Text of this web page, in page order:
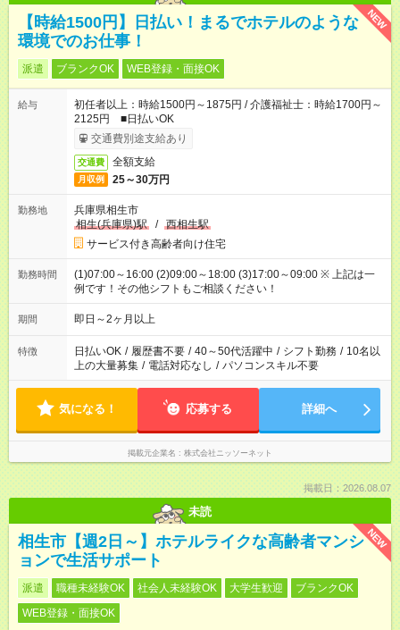
NEW
【時給1500円】日払い！まるでホテルのような
環境でのお仕事！
派遣 ブランクOK WEB登録・面接OK
給与
初任者以上：時給1500円～1875円 / 介護福祉士：時給1700円～
2125円 ■日払いOK
交通費別途支給あり
交通費 全額支給
月収例 25～30万円
勤務地
兵庫県相生市
相生(兵庫県)駅
/ 西相生駅
サービス付き高齢者向け住宅
勤務時間
(1)07:00～16:00 (2)09:00～18:00 (3)17:00～09:00 ※ 上記は一
例です！その他シフトもご相談ください！
期間 即日～2ヶ月以上
特徴 日払いOK / 履歴書不要 / 40～50代活躍中 / シフト勤務 / 10名以
上の大量募集 / 電話対応なし / パソコンスキル不要
気になる！ 応募する 詳細へ
掲載元企業名 株式会社ニッソーネット
掲載日：2026.08.07
未読
NEW
相生市【週2日～】ホテルライクな高齢者マンシ
ョンで生活サポート
派遣 職種未経験OK 社会人未経験OK 大学生歓迎
ブランクOK
WEB登録・面接OK